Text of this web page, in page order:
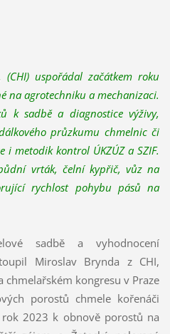
uspořádal začátkem roku
na agrotechniku a mechanizaci.
k sadbě a diagnostice výživy,
průzkumu chmelnic či
metodik kontrol ÚKZÚZ a SZIF.
vrták, čelní kypřič, vůz na
rychlost pohybu pásů na
sadbě a vyhodnocení
Miroslav Brynda z CHI,
chmelařském kongresu v Praze
porostů chmele kořenáči
2023 k obnově porostů na